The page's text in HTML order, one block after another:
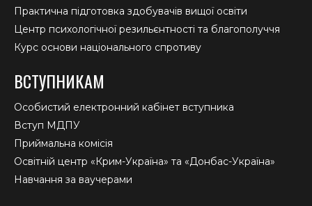
Практична підготовка здобувачів вищої освіти
Центр психологічної резильєнтності та благополуччя
Курс основи національного спротиву
ВСТУПНИКАМ
Особистий електронний кабінет вступника
Вступ МДПУ
Приймальна комісія
Освітній центр «Крим-Україна» та «Донбас-Україна»
Навчання за ваучерами